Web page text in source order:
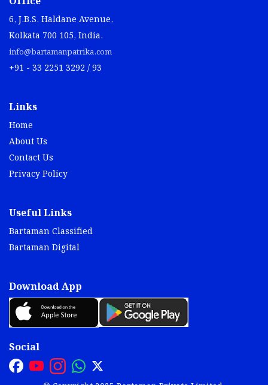
6, J.B.S. Haldane Avenue,
Kolkata 700 105, India.
info@bartamanpatrika.com
+91 - 33 2251 3292 / 93
Links
Home
About Us
Contact Us
Privacy Policy
Useful Links
Bartaman Classified
Bartaman Digital
Download App
Social